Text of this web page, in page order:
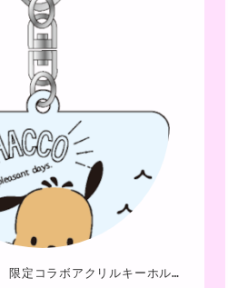
ポチャッコ cafe 限定コラボアクリルキーホルダー（スクエアタイプ）